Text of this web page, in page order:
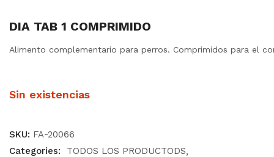
DIA TAB 1 COMPRIMIDO
Alimento complementario para perros. Comprimidos para el
Sin existencias
SKU: FA-20066
Categories:
TODOS LOS PRODUCTODS